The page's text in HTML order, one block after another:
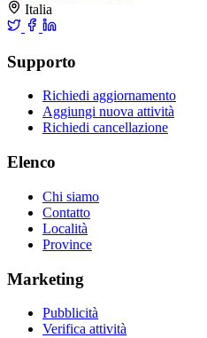
Italia
Supporto
Richiedi aggiornamento
Aggiungi nuova attività
Richiedi cancellazione
Elenco
Chi siamo
Contatto
Località
Province
Marketing
Pubblicità
Verifica attività